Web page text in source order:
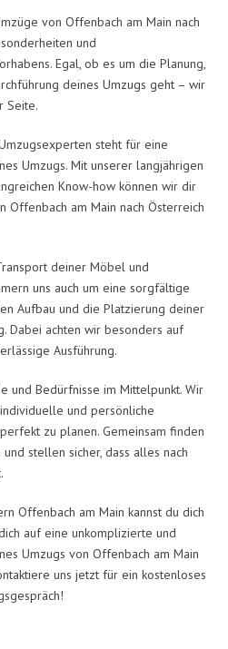
von Offenbach am Main nach
und
Egal, ob es um die Planung,
deines Umzugs geht – wir
Seite.
steht für eine
Umzugs. Mit unserer langjährigen
Know-how können wir dir
Offenbach am Main nach Österreich
deiner Möbel und
uns auch um eine sorgfältige
Aufbau und die Platzierung deiner
Dabei achten wir besonders auf
Ausführung.
und Bedürfnisse im Mittelpunkt. Wir
und persönliche
zu planen. Gemeinsam finden
stellen sicher, dass alles nach
Offenbach am Main kannst du dich
auf eine unkomplizierte und
Umzugs von Offenbach am Main
uns jetzt für ein kostenloses